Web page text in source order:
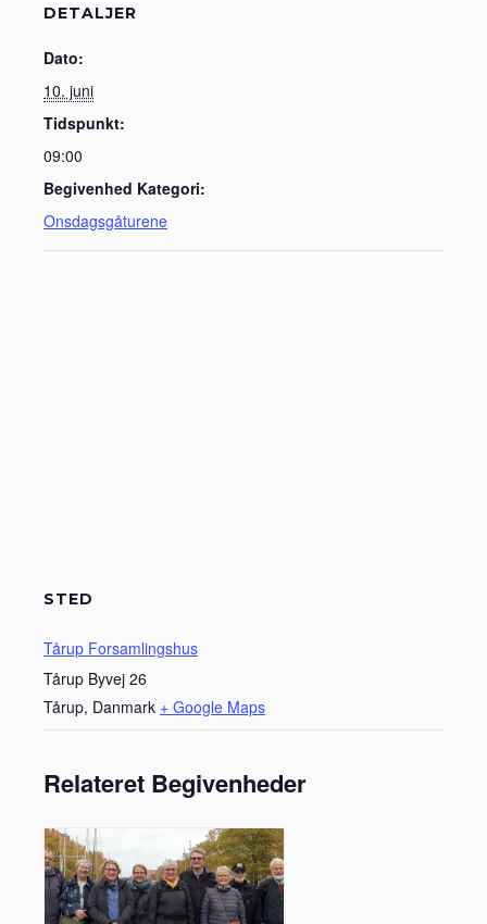
DETALJER
Dato:
10. juni
Tidspunkt:
09:00
Begivenhed Kategori:
Onsdagsgåturene
STED
Tårup Forsamlingshus
Tårup Byvej 26
Tårup, Danmark + Google Maps
Relateret Begivenheder